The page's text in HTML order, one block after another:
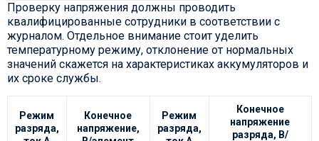
Проверку напряжения должны проводить
квалифицированные сотрудники в соответствии с
журналом. Отдельное внимание стоит уделить
температурному режиму, отклонение от нормальных
значений скажется на характеристиках аккумуляторов и
их сроке службы.
Режим
разряда,
Конечное
напряжение,
Режим
разряда,
Конечное
напряжение
разряда, В/